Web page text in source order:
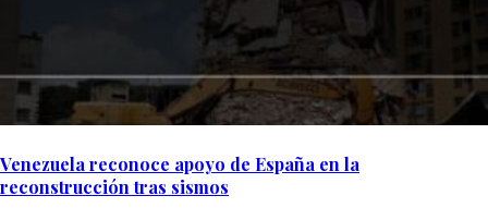
Venezuela reconoce apoyo de España en la
reconstrucción tras sismos